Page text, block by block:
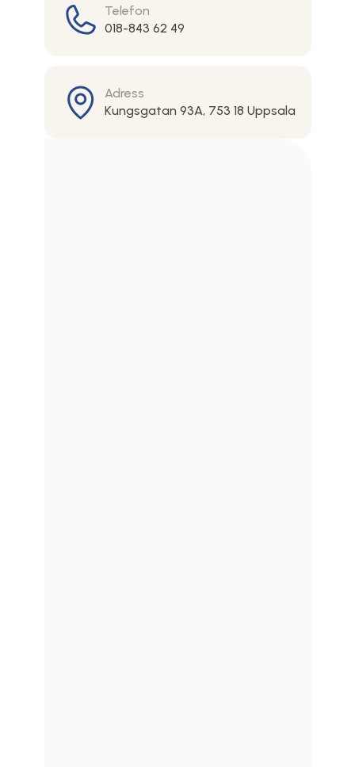
Telefon
018-843 62 49
Adress
Kungsgatan 93A, 753 18 Uppsala